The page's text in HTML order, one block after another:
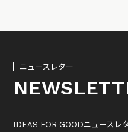
ニュースレター
IDEAS FOR GOODニュースレ